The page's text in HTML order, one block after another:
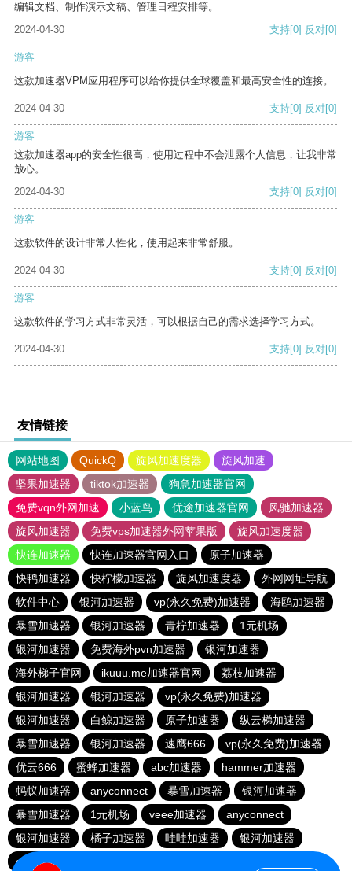
编辑文档、制作演示文稿、管理日程安排等。
2024-04-30
支持[0] 反对[0]
游客
这款加速器VPM应用程序可以给你提供全球覆盖和最高安全性的连接。
2024-04-30 支持[0] 反对[0]
游客
这款加速器app的安全性很高，使用过程中不会泄露个人信息，让我非常
放心。
2024-04-30
支持[0] 反对[0]
游客
这款软件的设计非常人性化，使用起来非常舒服。
2024-04-30 支持[0] 反对[0]
游客
这款软件的学习方式非常灵活，可以根据自己的需求选择学习方式。
2024-04-30 支持[0] 反对[0]
友情链接
网站地图 QuickQ 旋风加速度器
旋风加速
坚果加速器
tiktok加速器
狗急加速器官网
免费vqn外网加速
小蓝鸟 优途加速器官网
风驰加速器
旋风加速器
免费vps加速器外网苹果版
旋风加速度器
快连加速器
快连加速器官网入口
原子加速器
快鸭加速器
快柠檬加速器 旋风加速度器
外网网址导航
软件中心
银河加速器 vp(永久免费)加速器
海鸥加速器
暴雪加速器
银河加速器 青柠加速器
1元机场
银河加速器
免费海外pvn加速器
银河加速器
海外梯子官网
ikuuu.me加速器官网
荔枝加速器
银河加速器
银河加速器
vp(永久免费)加速器
银河加速器
白鲸加速器 原子加速器
纵云梯加速器
暴雪加速器
银河加速器 速鹰666
vp(永久免费)加速器
优云666
蜜蜂加速器 abc加速器
hammer加速器
蚂蚁加速器
anyconnect 暴雪加速器
银河加速器
暴雪加速器
1元机场 veee加速器
anyconnect
银河加速器
橘子加速器 哇哇加速器
银河加速器
anyconnect